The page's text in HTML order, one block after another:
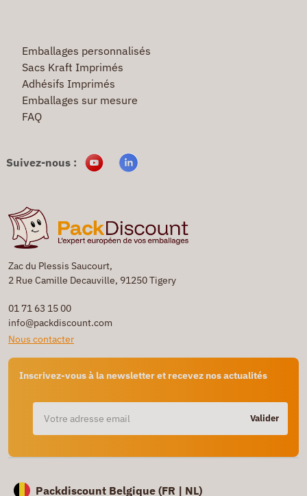
Zac du Plessis Saucourt,
2 Rue Camille Decauville, 91250 Tigery
01 71 63 15 00
info@packdiscount.com
Nous contacter
Inscrivez-vous à la newsletter et recevez nos actualités
Valider
Emballages personnalisés
Sacs Kraft Imprimés
Adhésifs Imprimés
Emballages sur mesure
FAQ
Suivez-nous :
Packdiscount Belgique (FR | NL)